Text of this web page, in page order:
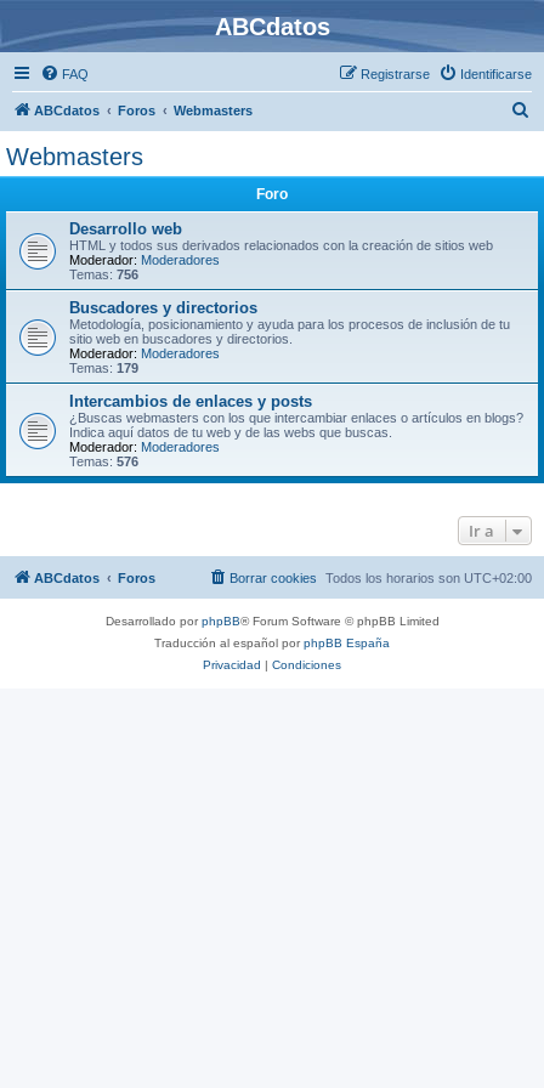
ABCdatos
FAQ Identificarse
Registrarse
ABCdatos Foros Webmasters
Webmasters
Foro
Desarrollo web
HTML y todos sus derivados relacionados con la creación de sitios web
Moderador: Moderadores
Temas: 756
Buscadores y directorios
Metodología, posicionamiento y ayuda para los procesos de inclusión de tu
sitio web en buscadores y directorios.
Moderador: Moderadores
Temas: 179
Intercambios de enlaces y posts
¿Buscas webmasters con los que intercambiar enlaces o artículos en blogs?
Indica aquí datos de tu web y de las webs que buscas.
Moderador: Moderadores
Temas: 576
Ir a
ABCdatos Foros Todos los horarios son UTC+02:00
Borrar cookies
Desarrollado porphpBB® Forum Software © phpBB Limited
Traducción al español porphpBB España
Privacidad | Condiciones